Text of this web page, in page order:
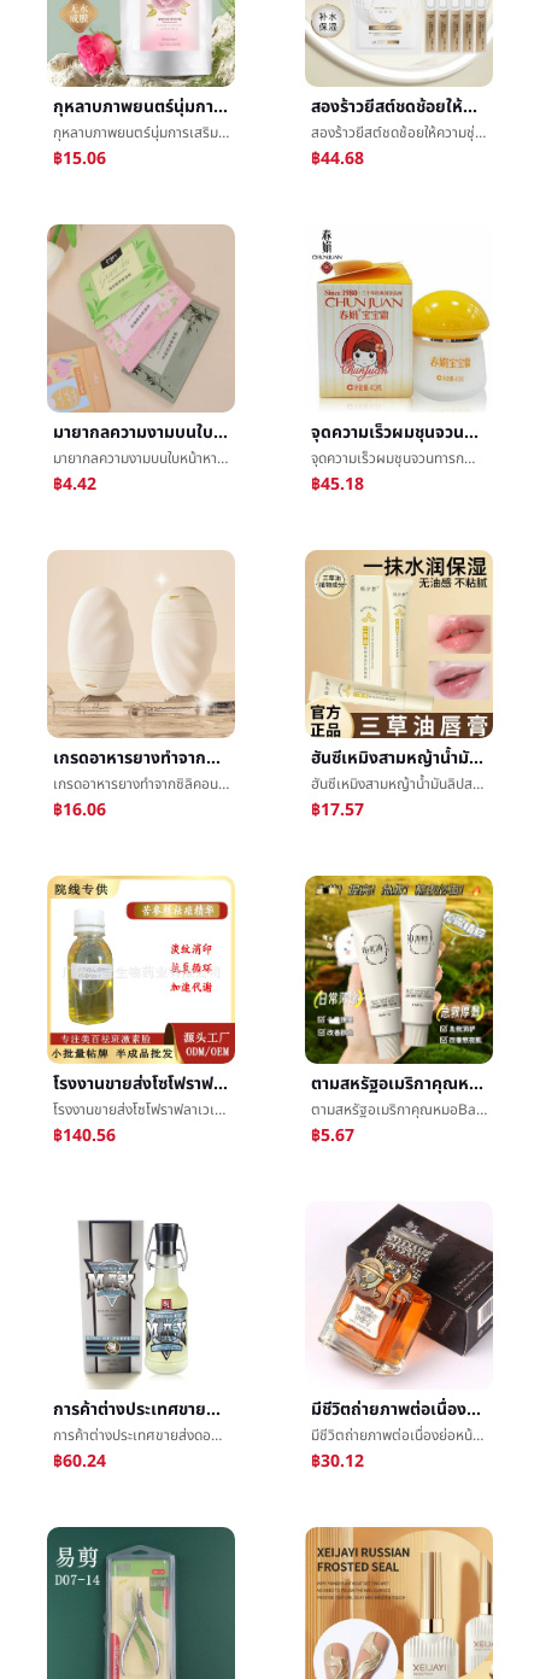
กุหลาบภาพยนตร์นุ่มการเสริมกำลังให้ความชุ่มชื้นสะอาดหน้ากากหญิงกล่าวถึงสดใสสีปรับปรุงสิวเจลความงามภาพยนตร์นุ่มç²
กุหลาบภาพยนตร์นุ่มการเสริมกำลังให้ความชุ่มชื้นสะอาดหน้ากากหญิงกล่าวถึงสดใสสีปรับปรุงสิวเจลความงามภาพยนตร์นุ่มç²
฿15.06
สองร้าวยีสต์ชดช้อยให้ความชุ่มชื้นการเสริมกำลังแก่นแท้การซ่อมแซมรองโยนมีชีวิตความงามชำนาญสำหรับจุดขายส่ง
สองร้าวยีสต์ชดช้อยให้ความชุ่มชื้นการเสริมกำลังแก่นแท้การซ่อมแซมรองโยนมีชีวิตความงามชำนาญสำหรับจุดขายส่ง
฿44.68
มายากลความงามบนใบหน้าหายใจกระดาษน้ำมันใบหน้าการควบคุมน้ำมันสิ่งประดิษฐ์ไม่ตกแต่งหน้าหายใจน้ำมันกระดาษซับมันรูขุมขนไปกระดาษน้ำมันถ่านชาเขียว
มายากลความงามบนใบหน้าหายใจกระดาษน้ำมันใบหน้าการควบคุมน้ำมันสิ่งประดิษฐ์ไม่ตกแต่งหน้าหายใจน้ำมันกระดาษซับมันรูขุมขนไปกระดาษน้ำมันถ่านชาเขียว
฿4.42
จุดความเร็วผมชุนจวนทารกน้ำค้างแข็งï¼คลาสสิกฉบับที่ตีพิมพ์ï¼40gให้ความชุ่มชื้นความชื้นเด็กé¢น้ำค้างแข็งแบบเก่าประเทศ
จุดความเร็วผมชุนจวนทารกน้ำค้างแข็งï¼คลาสสิกฉบับที่ตีพิมพ์ï¼40gให้ความชุ่มชื้นความชื้นเด็กé¢น้ำค้างแข็งแบบเก่าประเทศ
฿45.18
เกรดอาหารยางทำจากซิลิคอนเลขที่นำไปหารจำนวนอื่นได้ลงตัวขวดเปลือกเดินทางเลขที่นำไปหารจำนวนอื่นได้ลงตัวขวดตั้งอ่อนอิมัลชันขวดประทิ่นแบบพกพาExtrusionขวด
เกรดอาหารยางทำจากซิลิคอนเลขที่นำไปหารจำนวนอื่นได้ลงตัวขวดเปลือกเดินทางเลขที่นำไปหารจำนวนอื่นได้ลงตัวขวดตั้งอ่อนอิมัลชันขวดประทิ่นแบบพกพาExtrusionขวด
฿16.06
ฮันซีเหมิงสามหญ้าน้ำมันลิปสติกปรับปรุงฝีปากเมล็ดข้าวความชื้นให้ความชุ่มชื้นลิปสติกป้องกันฝีปากå«å±โรงงานแหล่งตรงสำหรับ
ฮันซีเหมิงสามหญ้าน้ำมันลิปสติกปรับปรุงฝีปากเมล็ดข้าวความชื้นให้ความชุ่มชื้นลิปสติกป้องกันฝีปากå«å±โรงงานแหล่งตรงสำหรับ
฿17.57
โรงงานขายส่งโซโฟราฟลาเวเซนส์รากสิวแก่นแท้ปานกลางการซ่อมแซมดาษพิมพ์สิวดาษทำเครื่องหมายแก่นแท้รุ่นเครื่องจักรหมายเหตุ
โรงงานขายส่งโซโฟราฟลาเวเซนส์รากสิวแก่นแท้ปานกลางการซ่อมแซมดาษพิมพ์สิวดาษทำเครื่องหมายแก่นแท้รุ่นเครื่องจักรหมายเหตุ
฿140.56
ตามสหรัฐอเมริกาคุณหมอBaiSongน้ำค้างละเลงหน้ากากยีสต์ย่อยอาหารสะอาดหน้ากากการเสริมกำลังให้ความชุ่มชื้นทั้งกลางวันและกลางคืนสะอาดโคลนเยื่อหุ้มเซลล์
ตามสหรัฐอเมริกาคุณหมอBaiSongน้ำค้างละเลงหน้ากากยีสต์ย่อยอาหารสะอาดหน้ากากการเสริมกำลังให้ความชุ่มชื้นทั้งกลางวันและกลางคืนสะอาดโคลนเยื่อหุ้มเซลล์
฿5.67
การค้าต่างประเทศขายส่งดอกไม้เรื่องราวโคโลญจน์ผู้ชายน้ำหอมโรงงานขายส่งชิ้นในนามของชายน้ำหอม125ML
การค้าต่างประเทศขายส่งดอกไม้เรื่องราวโคโลญจน์ผู้ชายน้ำหอมโรงงานขายส่งชิ้นในนามของชายน้ำหอม125ML
฿60.24
มีชีวิตถ่ายภาพต่อเนื่องย่อหน้าส้มเขียวหวานบำรุงรักษาภาษาดีน้ำหอมไม่ดีเด็กผู้ชายผู้ชายกลิ่นหอมตัดหญิงทนสดสง่า50ml
มีชีวิตถ่ายภาพต่อเนื่องย่อหน้าส้มเขียวหวานบำรุงรักษาภาษาดีน้ำหอมไม่ดีเด็กผู้ชายผู้ชายกลิ่นหอมตัดหญิงทนสดสง่า50ml
฿30.12